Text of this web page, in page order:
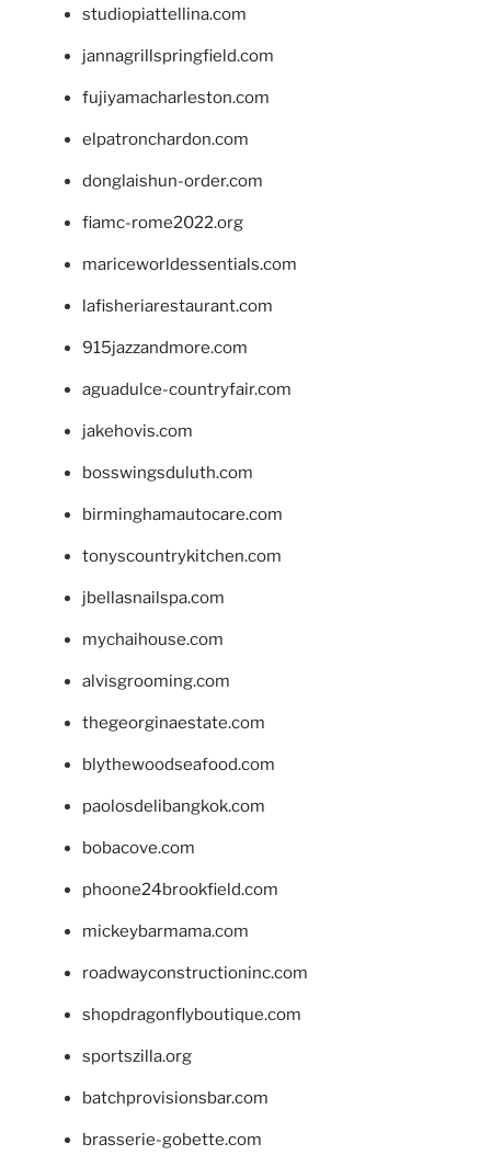
studiopiattellina.com
jannagrillspringfield.com
fujiyamacharleston.com
elpatronchardon.com
donglaishun-order.com
fiamc-rome2022.org
mariceworldessentials.com
lafisheriarestaurant.com
915jazzandmore.com
aguadulce-countryfair.com
jakehovis.com
bosswingsduluth.com
birminghamautocare.com
tonyscountrykitchen.com
jbellasnailspa.com
mychaihouse.com
alvisgrooming.com
thegeorginaestate.com
blythewoodseafood.com
paolosdelibangkok.com
bobacove.com
phoone24brookfield.com
mickeybarmama.com
roadwayconstructioninc.com
shopdragonflyboutique.com
sportszilla.org
batchprovisionsbar.com
brasserie-gobette.com